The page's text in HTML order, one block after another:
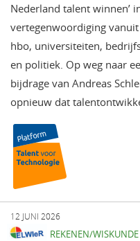
Nederland talent winnen’
vertegenwoordiging
hbo, universiteiten,
en politiek. Op weg naar
bijdrage van Andreas
opnieuw dat
12 JUNI 2026
REKENEN/